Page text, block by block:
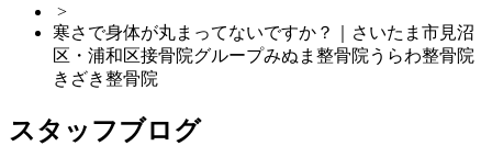
>
寒さで身体が丸まってないですか？｜さいたま市見沼
区・浦和区接骨院グループみぬま整骨院うらわ整骨院
きざき整骨院
スタッフブログ